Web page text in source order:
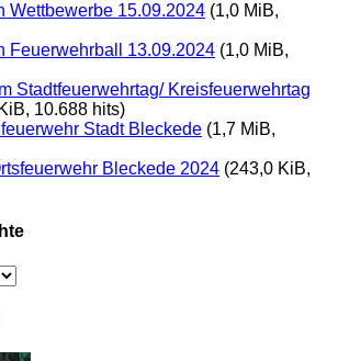
Wettbewerbe 15.09.2024 (1,0 MiB,
Feuerwehrball 13.09.2024 (1,0 MiB,
Stadtfeuerwehrtag/ Kreisfeuerwehrtag
10.688 hits)
Stadt Bleckede (1,7 MiB,
Bleckede 2024 (243,0 KiB,